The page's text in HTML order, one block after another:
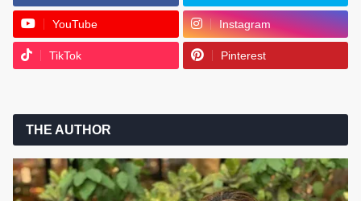
YouTube Instagram
TikTok Pinterest
THE AUTHOR